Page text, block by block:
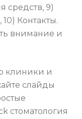
средств, 9)
Контакты.
внимание и
клиники и
слайды
стоматология